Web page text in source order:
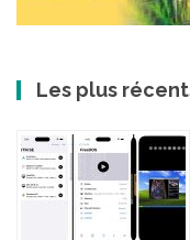
Les plus